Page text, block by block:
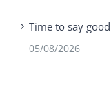
Time to say
05/08/2026